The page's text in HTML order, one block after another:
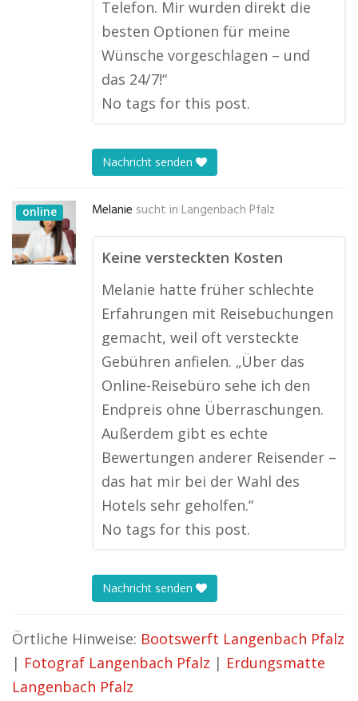
Telefon. Mir wurden direkt die
besten Optionen für meine
Wünsche vorgeschlagen – und
das 24/7!“
No tags for this post.
Nachricht senden
online Melanie sucht in Langenbach Pfalz
Keine versteckten Kosten
Melanie hatte früher schlechte
Erfahrungen mit Reisebuchungen
gemacht, weil oft versteckte
Gebühren anfielen. „Über das
Online-Reisebüro sehe ich den
Endpreis ohne Überraschungen.
Außerdem gibt es echte
Bewertungen anderer Reisender –
das hat mir bei der Wahl des
Hotels sehr geholfen.“
No tags for this post.
Nachricht senden
Örtliche Hinweise: Bootswerft Langenbach Pfalz
| Fotograf Langenbach Pfalz | Erdungsmatte
Langenbach Pfalz